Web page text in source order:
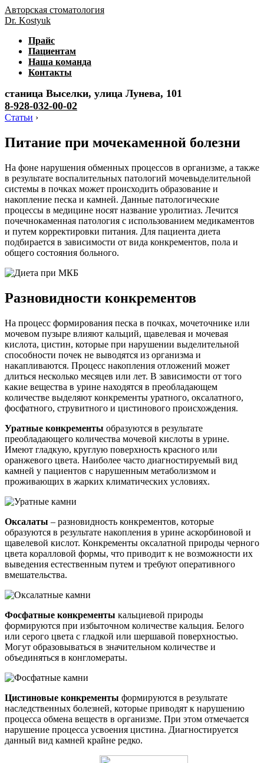
Авторская стоматология
Dr. Kostyuk
Прайс
Пациентам
Наша команда
Контакты
станица Выселки, улица Лунева, 101
8-928-032-00-02
Статьи ›
Питание при мочекаменной болезни
На фоне нарушения обменных процессов в организме, а также
в результате воспалительных патологий мочевыделительной
системы в почках может происходить образование и
накопление песка и камней. Данные патологические
процессы в медицине носят название уролитиаз. Лечится
почечнокаменная патология с использованием медикаментов
и путем корректировки питания. Для пациента диета
подбирается в зависимости от вида конкрементов, пола и
общего состояния больного.
Разновидности конкрементов
На процесс формирования песка в почках, мочеточнике или
мочевом пузыре влияют кальций, щавелевая и мочевая
кислота, цистин, которые при нарушении выделительной
способности почек не выводятся из организма и
накапливаются. Процесс накопления отложений может
длиться несколько месяцев или лет. В зависимости от того
какие вещества в урине находятся в преобладающем
количестве выделяют конкременты уратного, оксалатного,
фосфатного, струвитного и цистинового происхождения.
Уратные конкременты образуются в результате
преобладающего количества мочевой кислоты в урине.
Имеют гладкую, круглую поверхность красного или
оранжевого цвета. Наиболее часто диагностируемый вид
камней у пациентов с нарушенным метаболизмом и
проживающих в жарких климатических условиях.
Оксалаты – разновидность конкрементов, которые
образуются в результате накопления в урине аскорбиновой и
щавелевой кислот. Конкременты оксалатной природы черного
цвета коралловой формы, что приводит к не возможности их
выведения естественным путем и требуют оперативного
вмешательства.
Фосфатные конкременты кальциевой природы
формируются при избыточном количестве кальция. Белого
или серого цвета с гладкой или шершавой поверхностью.
Могут образовываться в значительном количестве и
объединяться в конгломераты.
Цистиновые конкременты формируются в результате
наследственных болезней, которые приводят к нарушению
процесса обмена веществ в организме. При этом отмечается
нарушение процесса усвоения цистина. Диагностируется
данный вид камней крайне редко.